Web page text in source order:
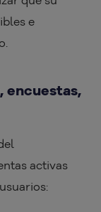
e
encuestas,
activas